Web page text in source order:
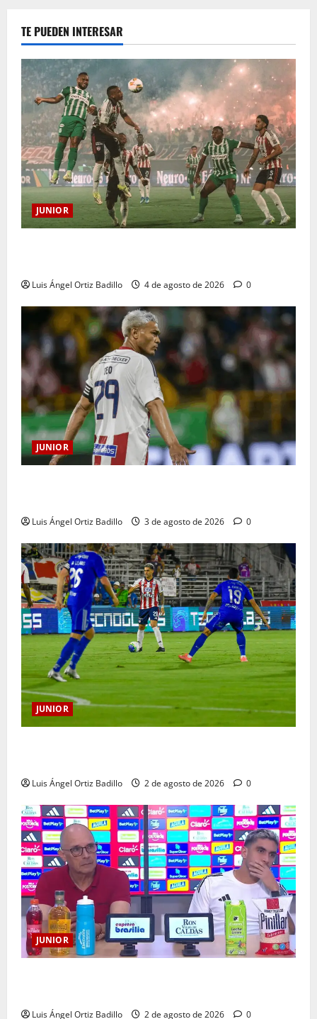
TE PUEDEN INTERESAR
JUNIOR
Luis Ángel Ortiz Badillo 4 de agosto de 2026 0
JUNIOR
Luis Ángel Ortiz Badillo 3 de agosto de 2026 0
JUNIOR
Luis Ángel Ortiz Badillo 2 de agosto de 2026 0
JUNIOR
Luis Ángel Ortiz Badillo 2 de agosto de 2026 0